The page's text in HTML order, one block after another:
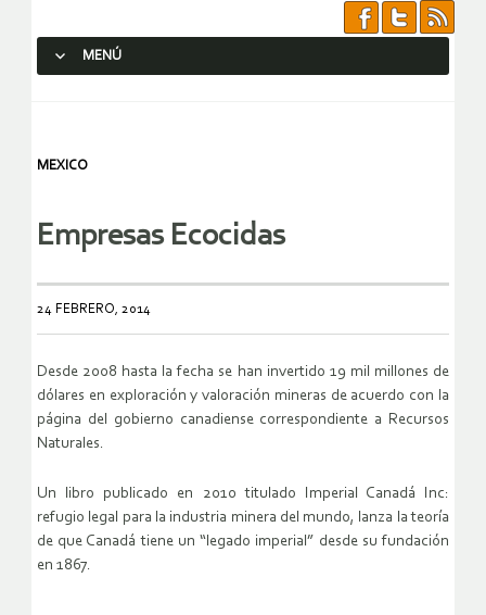
MENÚ
MEXICO
Empresas Ecocidas
24 FEBRERO, 2014
Desde 2008 hasta la fecha se han invertido 19 mil millones de
dólares en exploración y valoración mineras de acuerdo con la
página del gobierno canadiense correspondiente a Recursos
Naturales.
Un libro publicado en 2010 titulado Imperial Canadá Inc:
refugio legal para la industria minera del mundo, lanza la teoría
de que Canadá tiene un “legado imperial” desde su fundación
en 1867.